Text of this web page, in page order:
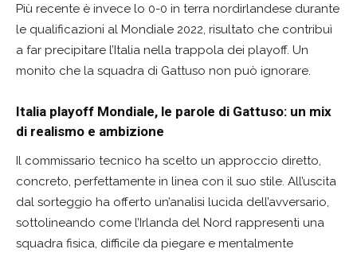
Più recente è invece lo 0-0 in terra nordirlandese durante
le qualificazioni al Mondiale 2022, risultato che contribuì
a far precipitare l’Italia nella trappola dei playoff. Un
monito che la squadra di Gattuso non può ignorare.
Italia playoff Mondiale, le parole di Gattuso: un mix
di realismo e ambizione
Il commissario tecnico ha scelto un approccio diretto,
concreto, perfettamente in linea con il suo stile. All’uscita
dal sorteggio ha offerto un’analisi lucida dell’avversario,
sottolineando come l’Irlanda del Nord rappresenti una
squadra fisica, difficile da piegare e mentalmente